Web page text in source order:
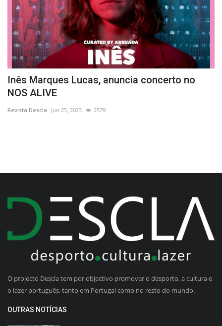
Inês Marques Lucas, anuncia concerto no
NOS ALIVE
Revista Descla Jun 25, 2023 2579
O projecto Descla tem por objectivo promover o desporto, a cultura e
o lazer português, tanto em Portugal como no resto do mundo.
OUTRAS NOTÍCIAS